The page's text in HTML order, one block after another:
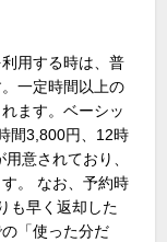
用する時は、普
一定時間以上の
ます。ベーシッ
間3,800円、12時
意されており、
。 なお、予約時
も早く返却した
「使った分だ